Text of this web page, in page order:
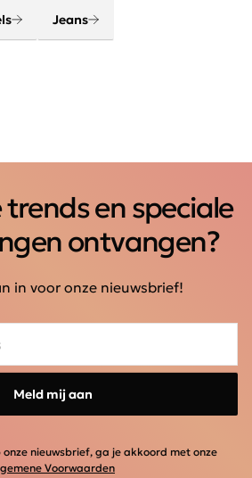
Jeans
en speciale
ontvangen?
in voor onze nieuwsbrief!
Meld mij aan
nieuwsbrief, ga je akkoord met onze
Voorwaarden